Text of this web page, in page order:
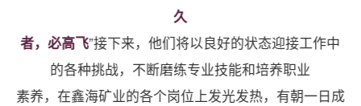
久
者，必高飞”接下来，他们将以良好的状态迎接工作中
的各种挑战，不断磨练专业技能和培养职业
素养，在鑫海矿业的各个岗位上发光发热，有朝一日成